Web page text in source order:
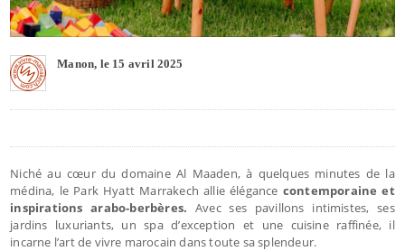
Manon, le 15 avril 2025
Niché au cœur du domaine Al Maaden, à quelques minutes de la
médina, le Park Hyatt Marrakech allie élégance contemporaine et
inspirations arabo-berbères. Avec ses pavillons intimistes, ses
jardins luxuriants, un spa d’exception et une cuisine raffinée, il
incarne l’art de vivre marocain dans toute sa splendeur.